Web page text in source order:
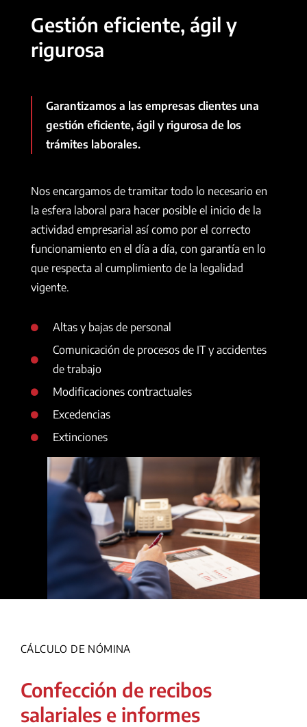
Gestión eficiente, ágil y
rigurosa
Garantizamos a las empresas clientes una
gestión eficiente, ágil y rigurosa de los
trámites laborales.
Nos encargamos de tramitar todo lo necesario en
la esfera laboral para hacer posible el inicio de la
actividad empresarial así como por el correcto
funcionamiento en el día a día, con garantía en lo
que respecta al cumplimiento de la legalidad
vigente.
Altas y bajas de personal
Comunicación de procesos de IT y accidentes
de trabajo
Modificaciones contractuales
Excedencias
Extinciones
CÁLCULO DE NÓMINA
Confección de recibos
salariales e informes